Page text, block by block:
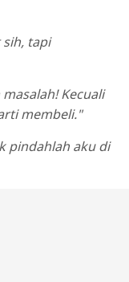
tapi
Kecuali
membeli."
pindahlah aku di